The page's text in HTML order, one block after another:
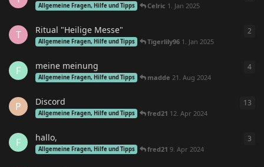
Allgemeine Fragen, Hilfe und Tipps Celric 1. Jan 2025
T Ritual "Heilige Messe"
Allgemeine Fragen, Hilfe und Tipps Tigerlily96 1. Jan 2025
2
F meine meinung
Allgemeine Fragen, Hilfe und Tipps madde 21. Aug 2024
4
P Discord
Allgemeine Fragen, Hilfe und Tipps fred21 12. Apr 2024
13
F hallo,
Allgemeine Fragen, Hilfe und Tipps fred21 9. Apr 2024
3